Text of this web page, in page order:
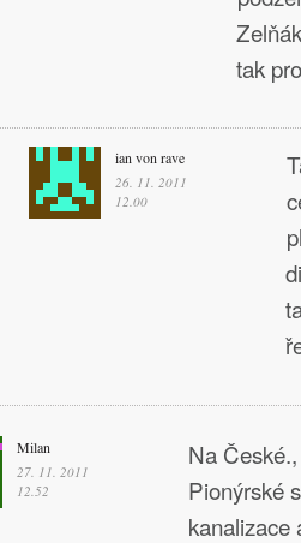
tak
ian von rave
26. 11. 2011
12.00
Milan
27. 11. 2011
12.52
Na
Pionýrské
kanalizace